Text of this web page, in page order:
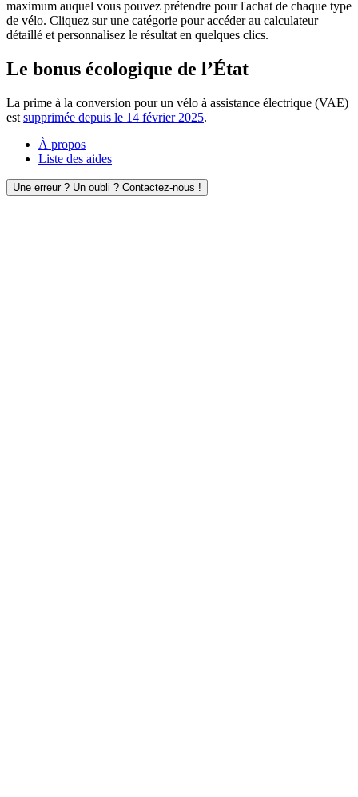
maximum auquel vous pouvez prétendre pour l'achat de chaque type
de vélo. Cliquez sur une catégorie pour accéder au calculateur
détaillé et personnalisez le résultat en quelques clics.
Le bonus écologique de l’État
La prime à la conversion pour un vélo à assistance électrique (VAE)
est supprimée depuis le 14 février 2025.
À propos
Liste des aides
Une erreur ? Un oubli ? Contactez-nous !